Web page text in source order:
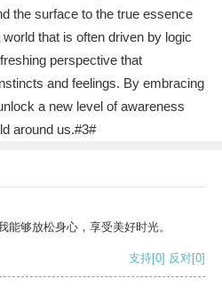
the surface to the true essence
that is often driven by logic
perspective that
and feelings. By embracing
a new level of awareness
around us.#3#
能够放松身心，享受美好时光。
支持[0] 反对[0]